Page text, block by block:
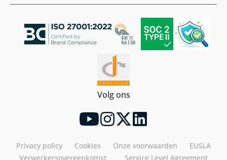
Volg ons
Privacy policy Cookies Onze voorwaarden
EUSLA
Verwerkersovereenkomst
Service Level Agreement